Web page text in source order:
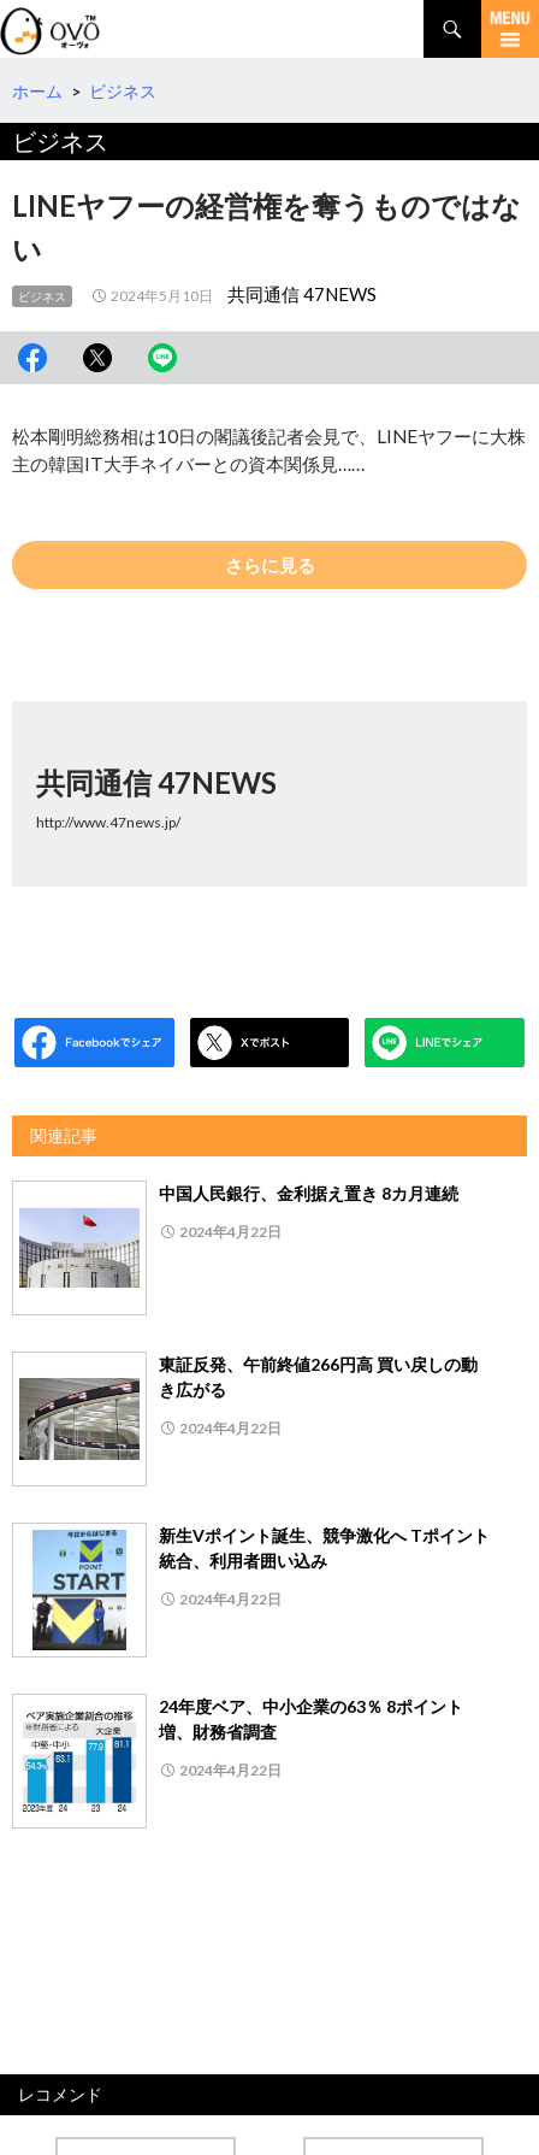
検
索
コ
テ
へ
移
動
ホーム > ビジネス
ビジネス
LINEヤフーの経営権を奪うものではな
い
ビジネス 2024年5月10日 共同通信 47NEWS
松本剛明総務相は10日の閣議後記者会見で、LINEヤフーに大株
主の韓国IT大手ネイバーとの資本関係見……
さらに見る
共同通信 47NEWS
http://www.47news.jp/
関連記事
中国人民銀行、金利据え置き 8カ月連続
2024年4月22日
東証反発、午前終値266円高 買い戻しの動
き広がる
2024年4月22日
新生Vポイント誕生、競争激化へ Tポイント
統合、利用者囲い込み
2024年4月22日
24年度ベア、中小企業の63％ 8ポイント
増、財務省調査
2024年4月22日
レコメンド